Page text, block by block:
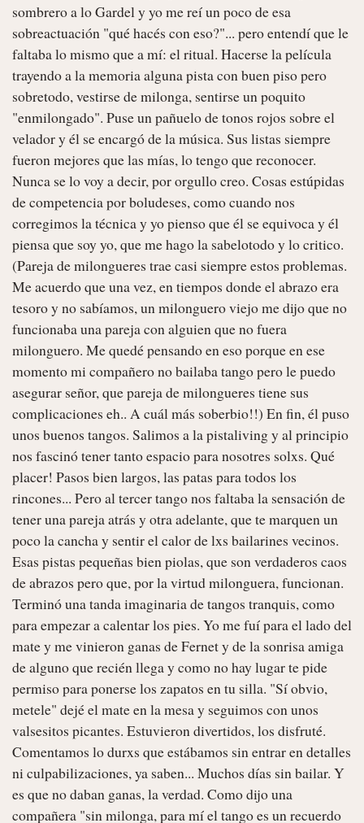
sombrero a lo Gardel y yo me reí un poco de esa
sobreactuación "qué hacés con eso?"... pero entendí que le
faltaba lo mismo que a mí: el ritual. Hacerse la película
trayendo a la memoria alguna pista con buen piso pero
sobretodo, vestirse de milonga, sentirse un poquito
"enmilongado". Puse un pañuelo de tonos rojos sobre el
velador y él se encargó de la música. Sus listas siempre
fueron mejores que las mías, lo tengo que reconocer.
Nunca se lo voy a decir, por orgullo creo. Cosas estúpidas
de competencia por boludeses, como cuando nos
corregimos la técnica y yo pienso que él se equivoca y él
piensa que soy yo, que me hago la sabelotodo y lo critico.
(Pareja de milongueres trae casi siempre estos problemas.
Me acuerdo que una vez, en tiempos donde el abrazo era
tesoro y no sabíamos, un milonguero viejo me dijo que no
funcionaba una pareja con alguien que no fuera
milonguero. Me quedé pensando en eso porque en ese
momento mi compañero no bailaba tango pero le puedo
asegurar señor, que pareja de milongueres tiene sus
complicaciones eh.. A cuál más soberbio!!) En fin, él puso
unos buenos tangos. Salimos a la pistaliving y al principio
nos fascinó tener tanto espacio para nosotres solxs. Qué
placer! Pasos bien largos, las patas para todos los
rincones... Pero al tercer tango nos faltaba la sensación de
tener una pareja atrás y otra adelante, que te marquen un
poco la cancha y sentir el calor de lxs bailarines vecinos.
Esas pistas pequeñas bien piolas, que son verdaderos caos
de abrazos pero que, por la virtud milonguera, funcionan.
Terminó una tanda imaginaria de tangos tranquis, como
para empezar a calentar los pies. Yo me fuí para el lado del
mate y me vinieron ganas de Fernet y de la sonrisa amiga
de alguno que recién llega y como no hay lugar te pide
permiso para ponerse los zapatos en tu silla. "Sí obvio,
metele" dejé el mate en la mesa y seguimos con unos
valsesitos picantes. Estuvieron divertidos, los disfruté.
Comentamos lo durxs que estábamos sin entrar en detalles
ni culpabilizaciones, ya saben... Muchos días sin bailar. Y
es que no daban ganas, la verdad. Como dijo una
compañera "sin milonga, para mí el tango es un recuerdo